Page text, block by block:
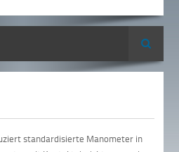
Suche
standardisierte Manometer in